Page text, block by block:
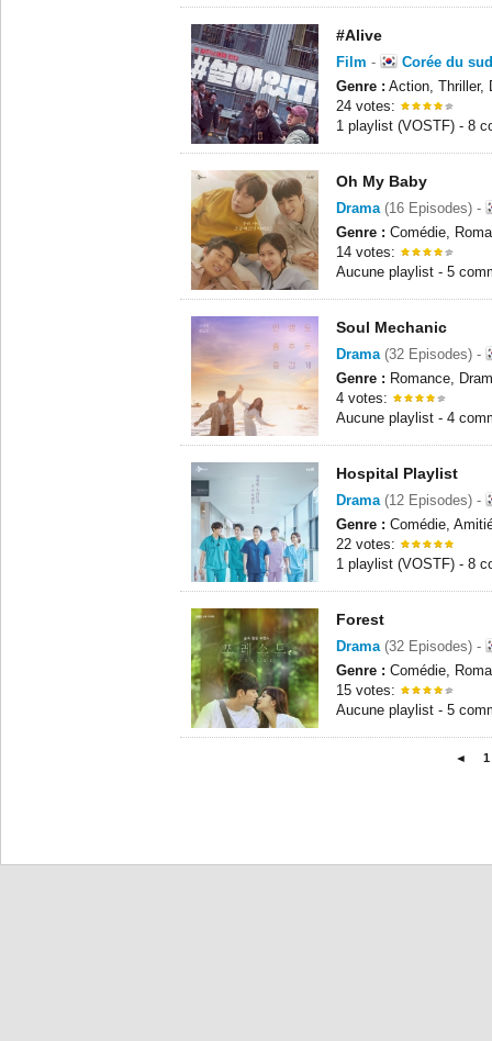
#Alive
Film -
Corée du sud
Genre : Action, Thriller,
24 votes:
1 playlist (VOSTF) - 8
Oh My Baby
Drama(16 Episodes) -
Genre : Comédie,
14 votes:
Aucune playlist - 5
Soul Mechanic
Drama(32 Episodes) -
Genre : Romance,
4 votes:
Aucune playlist - 4
Hospital Playlist
Drama(12 Episodes) -
Genre : Comédie,
22 votes:
1 playlist (VOSTF) - 8
Forest
Drama(32 Episodes) -
Genre : Comédie,
15 votes:
Aucune playlist - 5
◄ 1